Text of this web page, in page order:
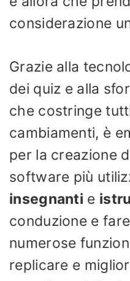
considerazione
Grazie alla
dei quiz e alla
che costringe
cambiamenti, è
per la creazione
software più
insegnanti e
conduzione e
numerose
replicare e